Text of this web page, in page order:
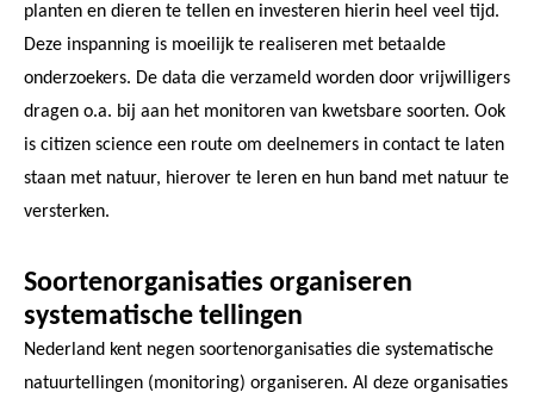
planten en dieren te tellen en investeren hierin heel veel tijd.
Deze inspanning is moeilijk te realiseren met betaalde
onderzoekers. De data die verzameld worden door vrijwilligers
dragen o.a. bij aan het monitoren van kwetsbare soorten. Ook
is citizen science een route om deelnemers in contact te laten
staan met natuur, hierover te leren en hun band met natuur te
versterken.
Soortenorganisaties organiseren
systematische tellingen
Nederland kent negen soortenorganisaties die systematische
natuurtellingen (monitoring) organiseren. Al deze organisaties